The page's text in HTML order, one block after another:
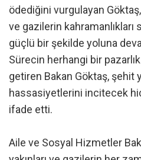
ödediğini vurgulayan
ve gazilerin
güçlü bir şekilde yoluna
Sürecin herhangi bir pazarlık
getiren Bakan Göktaş, şehit
hassasiyetlerini incitecek
ifade etti.
Aile ve Sosyal Hizmetler